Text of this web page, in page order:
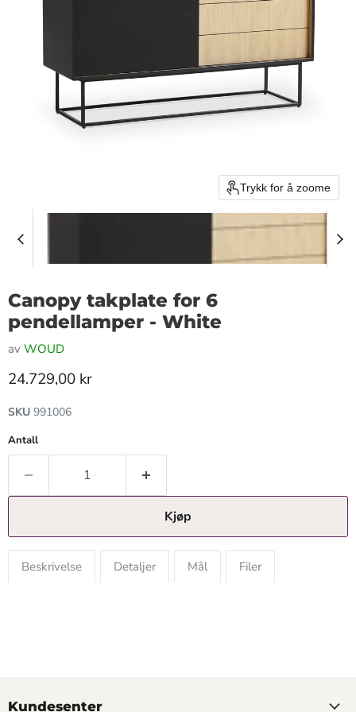
Trykk for å zoome
Canopy takplate for 6
pendellamper - White
av WOUD
Gjeldende pris
24.729,00 kr
SKU 991006
Antall
Kjøp
Beskrivelse Detaljer Mål Filer
Kundesenter